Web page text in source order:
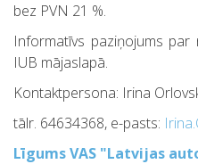
bez PVN 21 %.
Informatīvs paziņojums par
IUB mājaslapā.
Kontaktpersona: Irina
tālr. 64634368, e-pasts:
Līgums VAS "Latvijas